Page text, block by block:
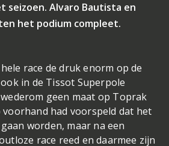
seizoen. Alvaro Bautista en
het podium compleet.
race de druk enorm op de
in de Tissot Superpole
geen maat op Toprak
voorhand had voorspeld dat het
worden, maar na een
race reed en daarmee zijn